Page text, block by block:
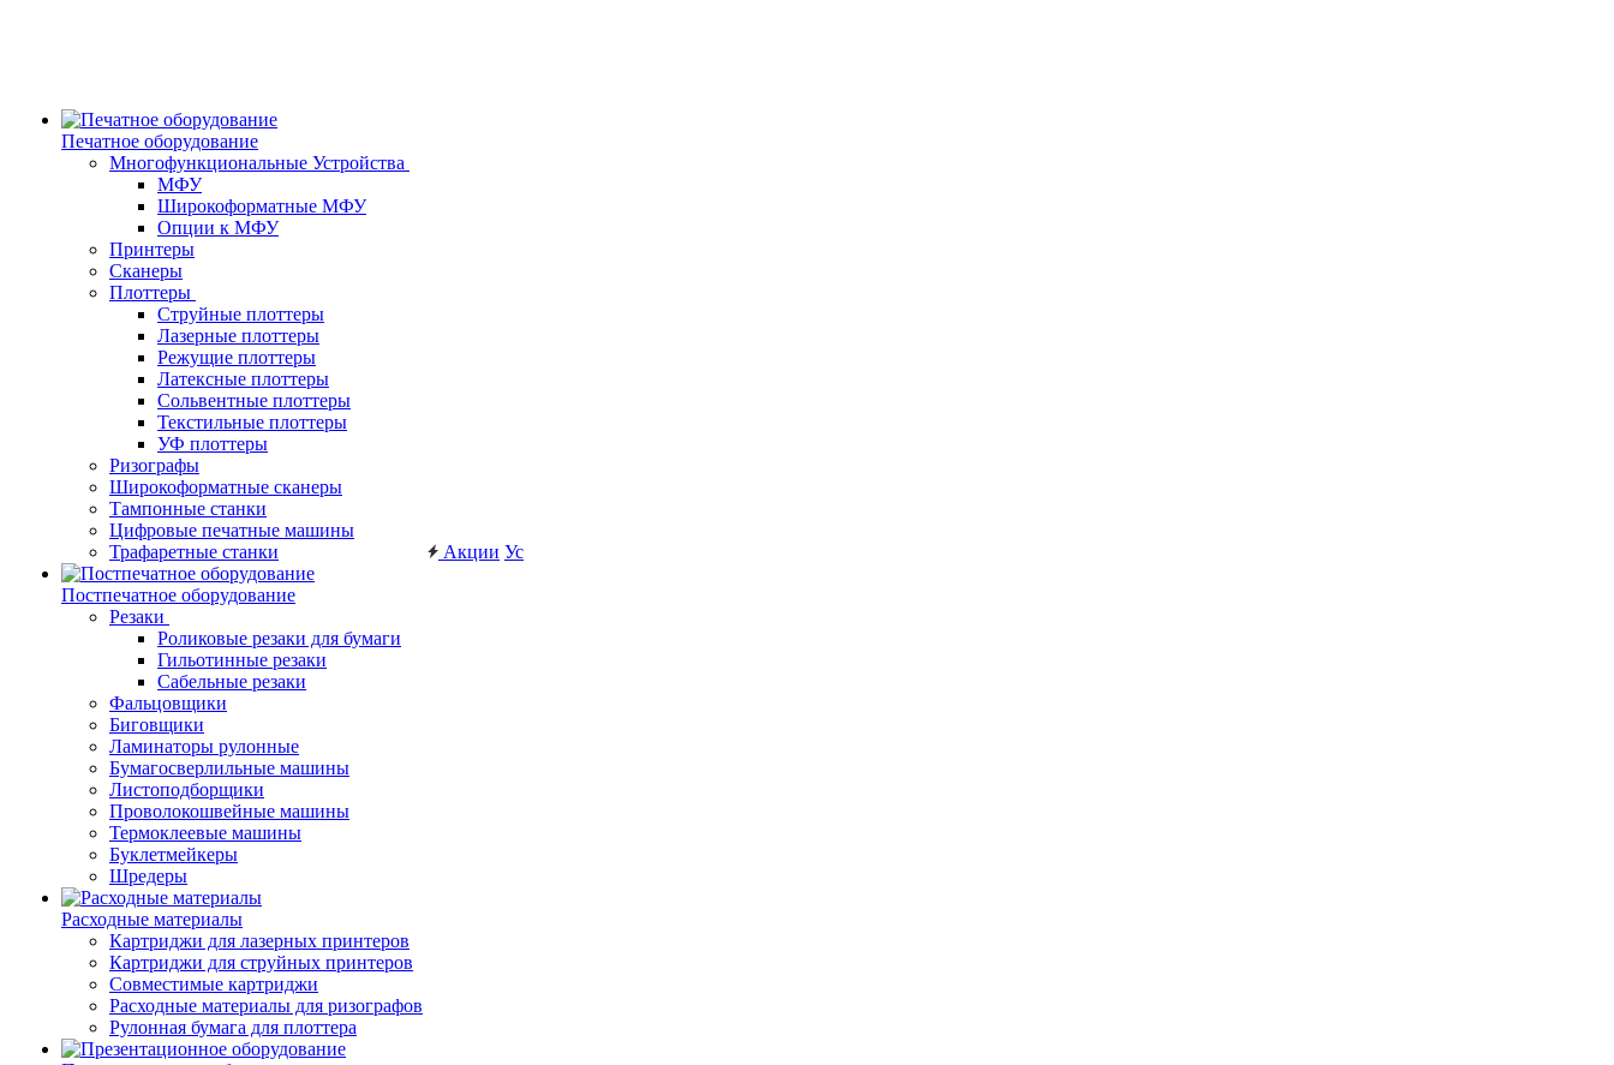
Печатное оборудование
Многофункциональные Устройства
МФУ
Широкоформатные МФУ
Опции к МФУ
Принтеры
Сканеры
Плоттеры
Струйные плоттеры
Лазерные плоттеры
Режущие плоттеры
Латексные плоттеры
Сольвентные плоттеры
Текстильные плоттеры
УФ плоттеры
Ризографы
Широкоформатные сканеры
Тампонные станки
Цифровые печатные машины
Трафаретные станки
Постпечатное оборудование
Резаки
Роликовые резаки для бумаги
Гильотинные резаки
Сабельные резаки
Фальцовщики
Биговщики
Ламинаторы рулонные
Бумагосверлильные машины
Листоподборщики
Проволокошвейные машины
Термоклеевые машины
Буклетмейкеры
Шредеры
Расходные материалы
Картриджи для лазерных принтеров
Картриджи для струйных принтеров
Совместимые картриджи
Расходные материалы для ризографов
Рулонная бумага для плоттера
Акции Ус